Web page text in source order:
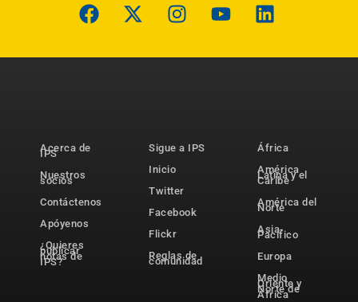
Acerca de
IPS
Nuestros
socios
Contáctenos
Apóyenos
¿Quieres
publicar
notas de
IPS?
Sigue a IPS
Inicio
Twitter
Facebook
Flickr
Reglas de
comunidad
África
América
Latina y el
Caribe
América del
Norte
Asia-
Pacífico
Europa
Medio
Oriente y
Norte de
África